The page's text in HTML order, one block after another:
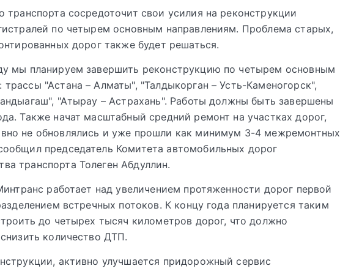
транспорта сосредоточит свои усилия на реконструкции
по четырем основным направлениям. Проблема старых,
дорог также будет решаться.
мы планируем завершить реконструкцию по четырем основным
"Астана – Алматы", "Талдыкорган – Усть-Каменогорск",
"Атырау – Астрахань". Работы должны быть завершены
Также начат масштабный средний ремонт на участках дорог,
не обновлялись и уже прошли как минимум 3-4 межремонтных
председатель Комитета автомобильных дорог
транспорта Толеген Абдуллин.
работает над увеличением протяженности дорог первой
встречных потоков. К концу года планируется таким
до четырех тысяч километров дорог, что должно
количество ДТП.
активно улучшается придорожный сервис